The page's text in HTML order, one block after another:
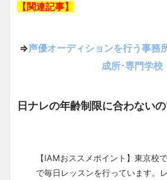
【関連記事】
⇒声優オーディションを行う事務
成所･専門学校
日ナレの年齢制限に合わない
【IAMおススメポイント】東京校
で毎日レッスンを行っています。